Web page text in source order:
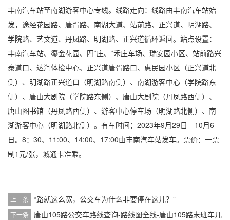
丰南汽车站至南湖游客中心专线。线路走向：线路由丰南汽车站始
发，途经花园路、唐胥路、南湖大道、站前路、正兴道、明湖路、
学院路、艺文道、丹凤路、明湖路、正兴道循环返回。站点设置：
丰南汽车站、鎏金花园、四*庄、*禾庄车场、瑞安园小区、站前路兴
泰道口、达润体检中心、正兴道唐胥路口、惠民园小区（正兴道北
侧）、明湖路正兴道口（明湖路南侧）、南湖游客中心（学院路东
侧）、唐山大剧院（学院路东侧）、唐山大剧院（丹凤路西侧）、
唐山图书馆（丹凤路西侧）、游客中心停车场（明湖路北侧）、南
湖游客中心（明湖路北侧）。有车时间：2023年9月29日—10月6
日。8：30、11:00、14:00、17:00由丰南汽车站发车。票价：一票
制1元/张，城通卡准乘。
上一条 “路就这么宽，公交车为什么非要停在这儿？”
下一条
唐山105路公交车路线查询-路线图全线-唐山105路末班车几